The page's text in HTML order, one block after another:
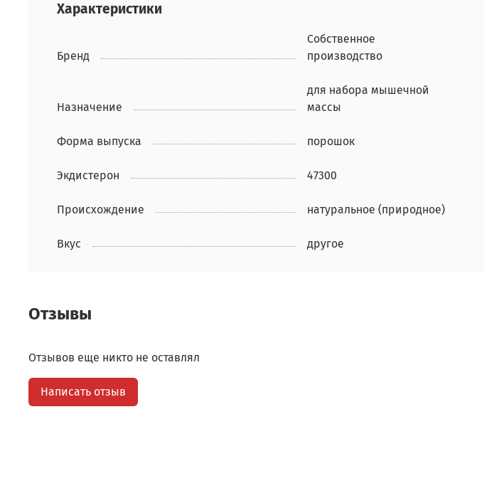
Характеристики
Бренд
Собственное
производство
Назначение
для набора мышечной
массы
Форма выпуска порошок
Экдистерон 47300
Происхождение натуральное (природное)
Вкус другое
Отзывы
Отзывов еще никто не оставлял
Написать отзыв